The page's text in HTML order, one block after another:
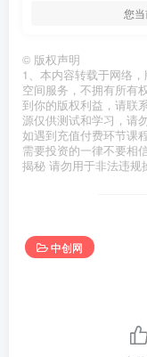
您
© 版权声明
1、本内容转载于网络
空间服务，不拥有所有
到你的版权利益，请联
源仅供测试和学习，请
如遇到充值付费环节课
需要投资的一律不要相
揭秘 请勿用于非法违规
中创网